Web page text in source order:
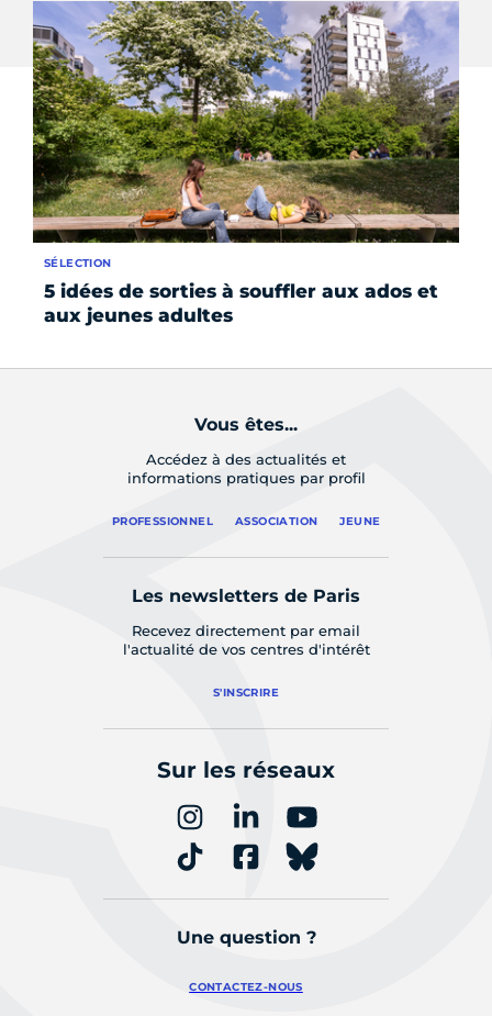
5 idées de sorties à souffler aux ados et
aux jeunes adultes
SÉLECTION
Vous êtes...
Accédez à des actualités et
informations pratiques par profil
PROFESSIONNEL ASSOCIATION JEUNE
Les newsletters de Paris
Recevez directement par email
l'actualité de vos centres d'intérêt
S'INSCRIRE
Sur les réseaux
Une question ?
CONTACTEZ-NOUS